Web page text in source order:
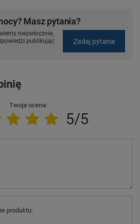
Masz pytania?
niezwłocznie,
publikując
Zadaj pytanie
Twoja ocena:
5/5
produktu: